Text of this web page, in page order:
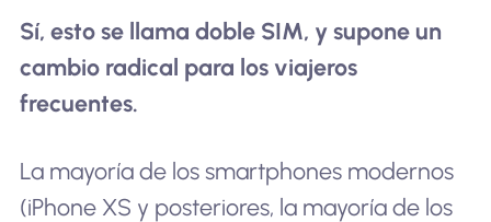
Sí, esto se llama doble SIM, y supone un
cambio radical para los viajeros
frecuentes.
La mayoría de los smartphones modernos
(iPhone XS y posteriores, la mayoría de los